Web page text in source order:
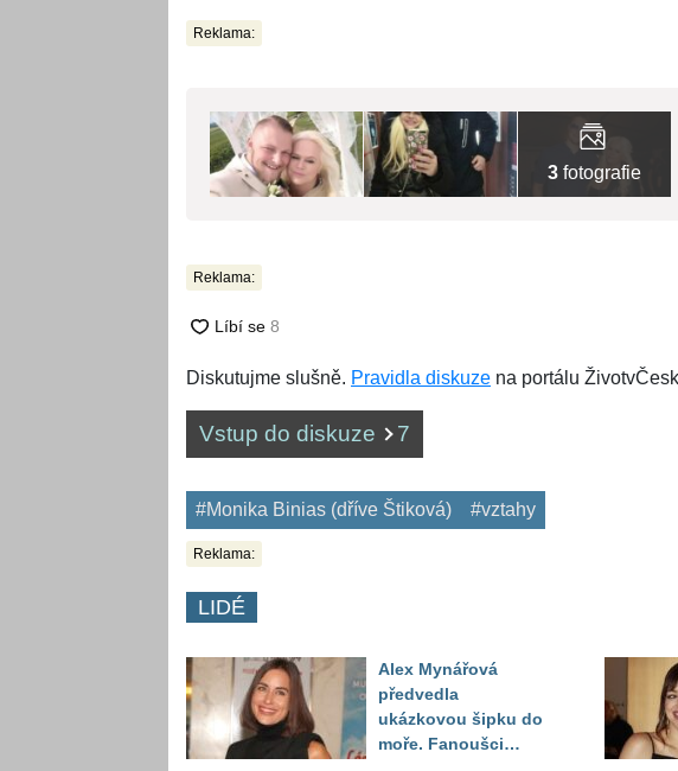
Reklama:
3 fotografie
Reklama:
Diskutujme slušně. Pravidla diskuze na portálu
Vstup do diskuze 7
#Monika Binias (dříve Štiková) #vztahy
Reklama:
LIDÉ
Alex Mynářová
předvedla
ukázkovou šipku do
moře. Fanoušci